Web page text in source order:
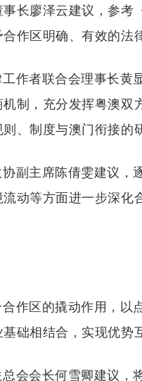
长廖泽云建议，参
作区明确、有效的法
作者联合会理事长
制，充分发挥粤澳
、制度与澳门衔接的
副主席陈倩雯建议
动等方面进一步深
作区的撬动作用，
础相结合，实现优势
会会长何雪卿建议